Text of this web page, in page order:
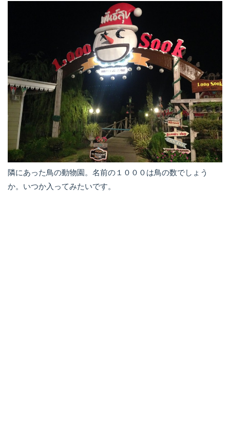
隣にあった鳥の動物園。名前の１０００は鳥の数でしょう
か。いつか入ってみたいです。